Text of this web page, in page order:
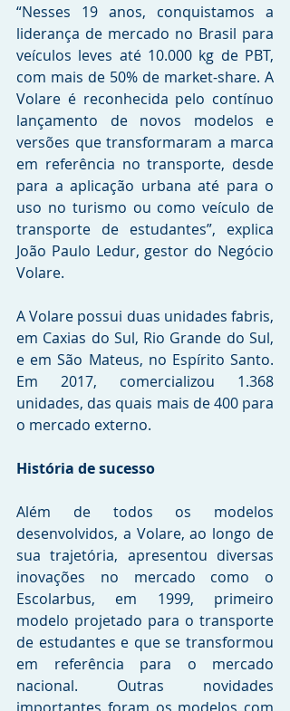
“Nesses 19 anos, conquistamos a
liderança de mercado no Brasil para
veículos leves até 10.000 kg de PBT,
com mais de 50% de market-share. A
Volare é reconhecida pelo contínuo
lançamento de novos modelos e
versões que transformaram a marca
em referência no transporte, desde
para a aplicação urbana até para o
uso no turismo ou como veículo de
transporte de estudantes”, explica
João Paulo Ledur, gestor do Negócio
Volare.
A Volare possui duas unidades fabris,
em Caxias do Sul, Rio Grande do Sul,
e em São Mateus, no Espírito Santo.
Em 2017, comercializou 1.368
unidades, das quais mais de 400 para
o mercado externo.
História de sucesso
Além de todos os modelos
desenvolvidos, a Volare, ao longo de
sua trajetória, apresentou diversas
inovações no mercado como o
Escolarbus, em 1999, primeiro
modelo projetado para o transporte
de estudantes e que se transformou
em referência para o mercado
nacional. Outras novidades